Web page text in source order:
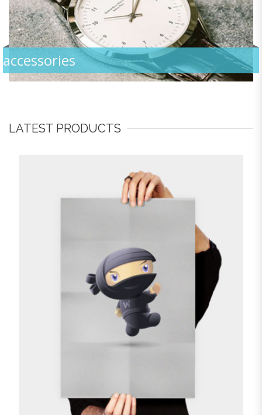
accessories
LATEST PRODUCTS